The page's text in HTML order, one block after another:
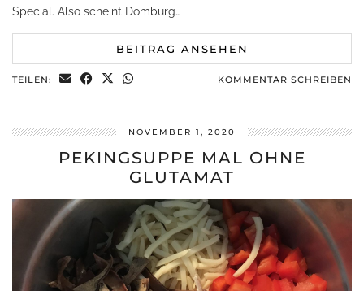
Special. Also scheint Domburg…
BEITRAG ANSEHEN
TEILEN: KOMMENTAR SCHREIBEN
NOVEMBER 1, 2020
PEKINGSUPPE MAL OHNE
GLUTAMAT